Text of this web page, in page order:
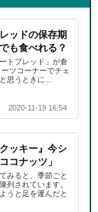
ッドの保存期
も食べれる？
トブレッド」が倉
ツコーナーでチェ
思うときに...
2020-11-19 16:54
ッキー』今シ
コナッツ」
みると、季節ごと
列されています。
うと足を運んだと